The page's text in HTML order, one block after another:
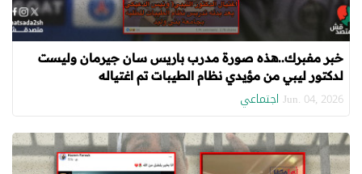
خبر مفبرك..هذه صورة مدرب باريس سان جيرمان وليست
لدكتور ليبي من مؤيدي نظام الطيبات تم اغتياله
Jun. 04, 2026 اجتماعي